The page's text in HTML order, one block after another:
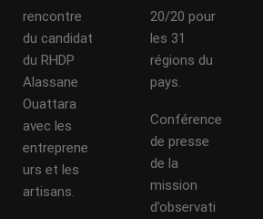
rencontre
du candidat
du RHDP
Alassane
Ouattara
avec les
entreprene
urs et les
artisans.
20/20 pour
les 31
régions du
pays.
Conférence
de presse
de la
mission
d’observati